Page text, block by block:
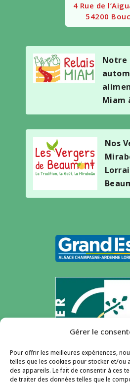
Gérer le
Pour offrir les meilleures expériences,
telles que les cookies pour stocker et/ou
des appareils. Le fait de consentir à ces
de traiter des données telles que le
4 Rue de
54200
Notre
Miam
Nos